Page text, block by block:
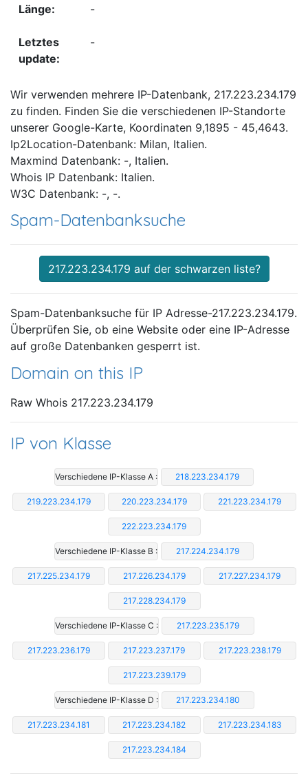
-
-
Wir verwenden mehrere IP-Datenbank, 217.223.234.179
zu finden. Finden Sie die verschiedenen IP-Standorte
unserer Google-Karte, Koordinaten 9,1895 - 45,4643.
Ip2Location-Datenbank: Milan, Italien.
Maxmind Datenbank: -, Italien.
Whois IP Datenbank: Italien.
W3C Datenbank: -, -.
Spam-Datenbanksuche
217.223.234.179 auf der schwarzen liste?
Spam-Datenbanksuche für IP Adresse-217.223.234.179.
Überprüfen Sie, ob eine Website oder eine IP-Adresse
auf große Datenbanken gesperrt ist.
Domain on this IP
Raw Whois 217.223.234.179
IP von Klasse
Verschiedene IP-Klasse A : 218.223.234.179
219.223.234.179 220.223.234.179 221.223.234.179
222.223.234.179
Verschiedene IP-Klasse B : 217.224.234.179
217.225.234.179 217.226.234.179 217.227.234.179
217.228.234.179
Verschiedene IP-Klasse C : 217.223.235.179
217.223.236.179 217.223.237.179 217.223.238.179
217.223.239.179
Verschiedene IP-Klasse D : 217.223.234.180
217.223.234.181 217.223.234.182 217.223.234.183
217.223.234.184